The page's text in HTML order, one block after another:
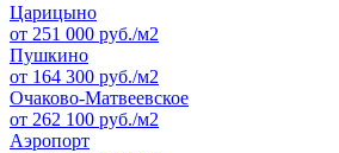
Царицыно
от 251 000 руб./м2
Пушкино
от 164 300 руб./м2
Очаково-Матвеевское
от 262 100 руб./м2
Аэропорт